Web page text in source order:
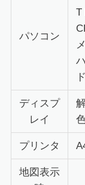
パソコン
T
ディスプ
レイ
プリンタ
地図表示